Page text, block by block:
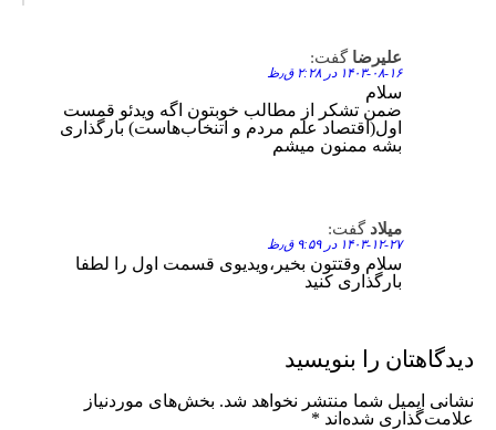
علیرضا گفت:
۱۴۰۳-۰۸-۱۶ در ۲:۲۸ ق٫ظ
سلام
ضمن تشکر از مطالب خوبتون اگه ویدئو قمست
اول(اقتصاد علم مردم و اتنخاب‌هاست) بارگذاری
بشه ممنون میشم
میلاد گفت:
۱۴۰۳-۱۲-۲۷ در ۹:۵۹ ق٫ظ
سلام وقتتون بخیر،ویدیوی قسمت اول را لطفا
بارگذاری کنید
دیدگاهتان را بنویسید
نشانی ایمیل شما منتشر نخواهد شد. بخش‌های موردنیاز
علامت‌گذاری شده‌اند *